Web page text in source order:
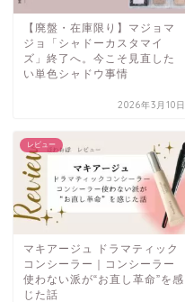
【廃盤・在庫限り】マジョマ
ジョ「シャドーカスタマイ
ズ」終了へ。今こそ見直した
い単色シャドウ事情
2026年3月10日
レビュー
マキアージュ ドラマティック
コンシーラー｜コンシーラー
使わない派が“お直し革命”を感
じた話